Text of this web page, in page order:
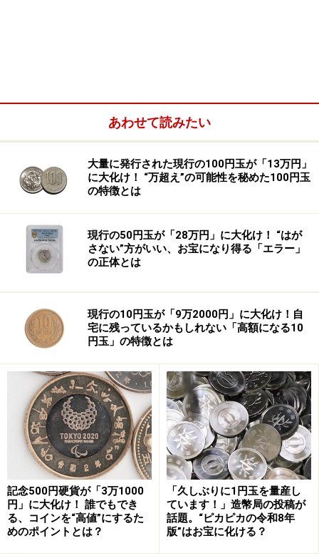
が必要です。しかし、世界の全ての航空会社が先進国の
次に、古い航空機を使用し続けている場合も、安全基準
に満たないと判断されます。例えばボーイング727の航
空機は、1964年から民間路線で就航が始まったかなり古
いタイプの機体です。21世紀に入って先進国の航空会社
はほとんど使用していませんが、このボーイング727を
いまだに使用し続けている場合は、安全基準に満たない
ものと判断しています。
リティーチェックや、航空管制システムが不十分である
場合も、安全基準を満たしていないと判断します。
さらに、航空業界に対する国の規制や監督制度が十分で
ない場合も、「問題あり」として判断されます。そのよ
うな国の場合は、1国にあるすべての航空会社が、リス
トに入っています。
では、最新版の危険な航空会社リストです。
あわせて読みたい
大量に発行された現行の100円玉が「13万円」
に大化け！ “万超え”の可能性を秘めた100円玉
の特徴とは
現行の50円玉が「28万円」に大化け！ “はが
さない”方がいい、お宝になり得る「エラー」
の正体とは
現行の10円玉が「9万2000円」に大化け！自
宅に残っているかもしれない「高額になる10
円玉」の特徴とは
記念500円硬貨が「3万1000
円」に大化け！ 誰でもでき
る、コインを“高値”にするた
めのポイントとは？
「久しぶりに1円玉を量産し
ています！」造幣局の投稿が
話題。“ピカピカの令和8年
版”はお宝に化ける？